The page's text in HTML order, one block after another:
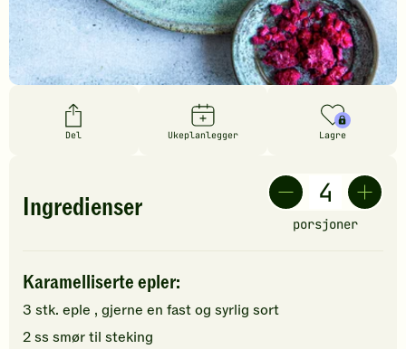
Del Ukeplanlegger Lagre
Ingredienser
porsjoner
Karamelliserte epler:
3 stk. eple , gjerne en fast og syrlig sort
2ss smørtil steking